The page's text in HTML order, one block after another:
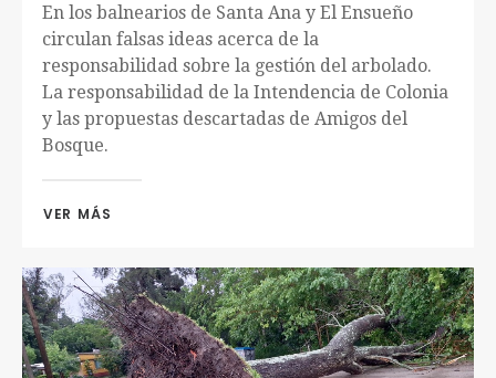
En los balnearios de Santa Ana y El Ensueño
circulan falsas ideas acerca de la
responsabilidad sobre la gestión del arbolado.
La responsabilidad de la Intendencia de Colonia
y las propuestas descartadas de Amigos del
Bosque.
VER MÁS